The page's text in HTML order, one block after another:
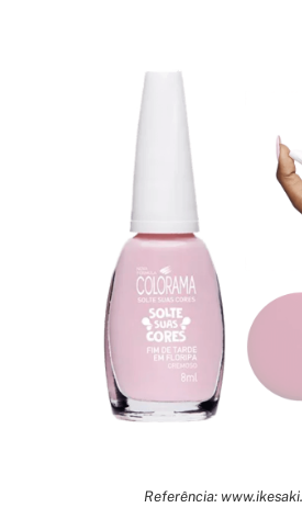
Referência: